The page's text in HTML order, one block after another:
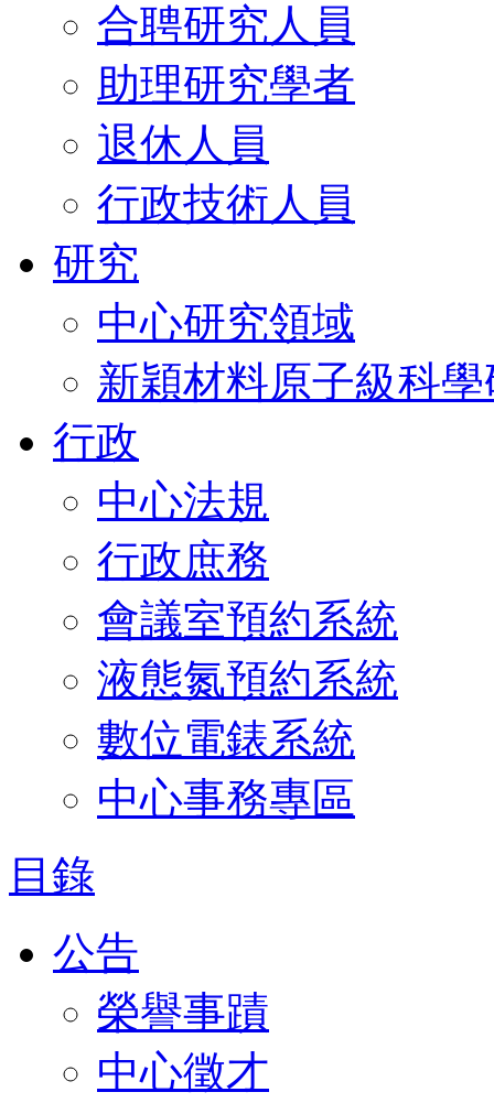
合聘研究人員
助理研究學者
退休人員
行政技術人員
研究
中心研究領域
新穎材料原子級科
行政
中心法規
行政庶務
會議室預約系統
液態氮預約系統
數位電錶系統
中心事務專區
目錄
公告
榮譽事蹟
中心徵才